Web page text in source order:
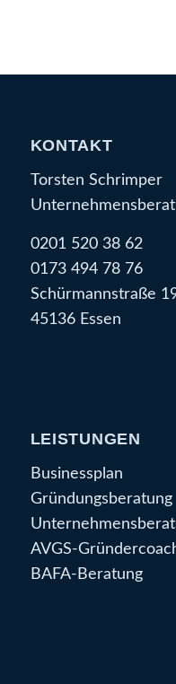
KONTAKT
Torsten Schrimper
0201 520 38 62
0173 494 78 76
Schürmannstraße
45136 Essen
LEISTUNGEN
Businessplan
Gründungsberatung
AVGS-
BAFA-Beratung